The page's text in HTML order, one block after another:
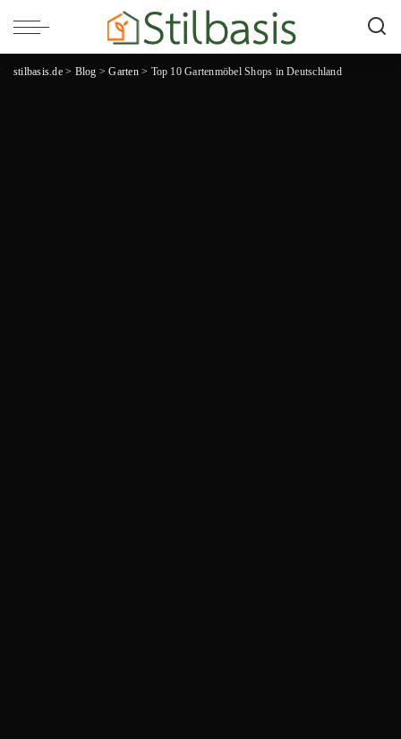
stilbasis.de> Blog >Garten> Top 10 Gartenmöbel Shops in Deutschland